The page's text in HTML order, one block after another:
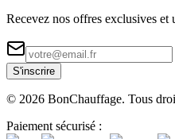
Recevez nos offres exclusives et
S'inscrire
© 2026 BonChauffage. Tous
Paiement sécurisé :